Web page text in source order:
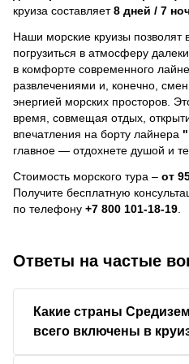
круиза составляет8 дней / 7
Наши морские круизы позволят
погрузиться в атмосферу
в комфорте современного
развлечениями и, конечно,
энергией морских просторов.
время, совмещая отдых,
впечатления на борту лайнера
главное — отдохнете душой и
Стоимость морского тура – от
Получите бесплатную
по телефону +7 800 101-18-19
Ответы на частые
Какие страны
всего включены в